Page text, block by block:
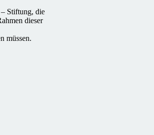
Stiftung, die
dieser
müssen.